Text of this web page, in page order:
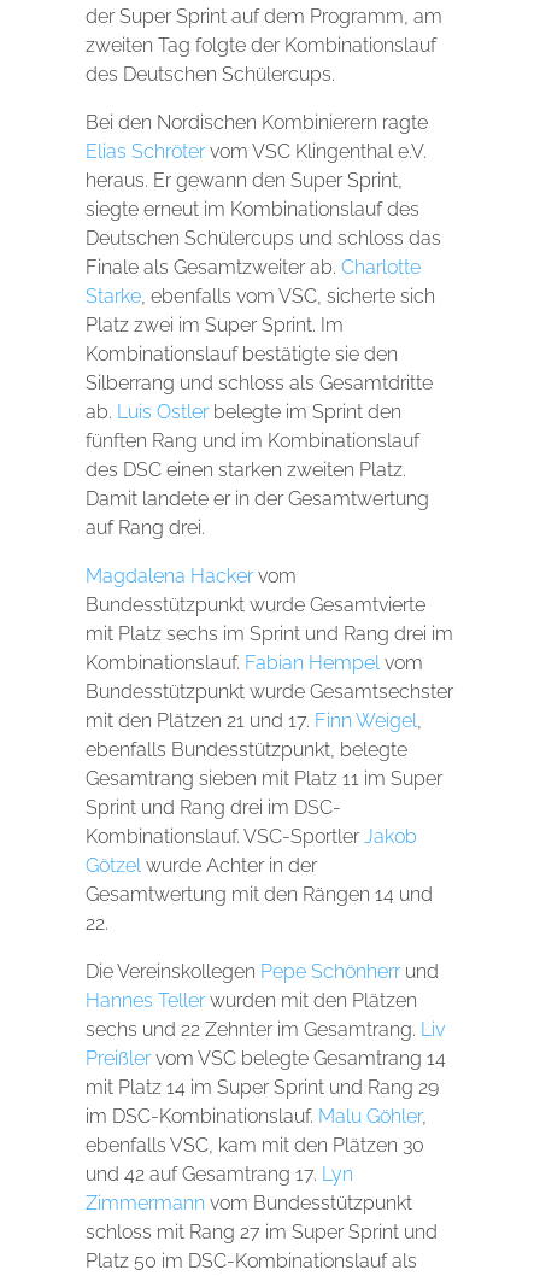
der Super Sprint auf dem Programm, am
zweiten Tag folgte der Kombinationslauf
des Deutschen Schülercups.
Bei den Nordischen Kombinierern ragte
Elias Schrötervom VSC Klingenthal e.V.
heraus. Er gewann den Super Sprint,
siegte erneut im Kombinationslauf des
Deutschen Schülercups und schloss das
Finale als Gesamtzweiter ab. Charlotte
Starke, ebenfalls vom VSC, sicherte sich
Platz zwei im Super Sprint. Im
Kombinationslauf bestätigte sie den
Silberrang und schloss als Gesamtdritte
ab. Luis Ostlerbelegte im Sprint den
fünften Rang und im Kombinationslauf
des DSC einen starken zweiten Platz.
Damit landete er in der Gesamtwertung
auf Rang drei.
Magdalena Hackervom
Bundesstützpunkt wurde Gesamtvierte
mit Platz sechs im Sprint und Rang drei im
Kombinationslauf. Fabian Hempel vom
Bundesstützpunkt wurde Gesamtsechster
mit den Plätzen 21 und 17. Finn Weigel
ebenfalls Bundesstützpunkt, belegte
Gesamtrang sieben mit Platz 11 im Super
Sprint und Rang drei im DSC-
Kombinationslauf. VSC-SportlerJakob
Götzel wurde Achter in der
Gesamtwertung mit den Rängen 14 und
22.
Die Vereinskollegen Pepe Schönherrund
Hannes Tellerwurden mit den Plätzen
sechs und 22 Zehnter im Gesamtrang. Liv
Preißlervom VSC belegte Gesamtrang 14
mit Platz 14 im Super Sprint und Rang 29
im DSC-Kombinationslauf. Malu Göhler,
ebenfalls VSC, kam mit den Plätzen 30
und 42 auf Gesamtrang 17. Lyn
Zimmermann vom Bundesstützpunkt
schloss mit Rang 27 im Super Sprint und
Platz 50 im DSC-Kombinationslauf als